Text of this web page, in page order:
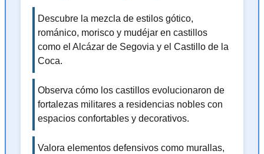
Descubre la mezcla de estilos gótico,
románico, morisco y mudéjar en castillos
como el Alcázar de Segovia y el Castillo de la
Coca.
Observa cómo los castillos evolucionaron de
fortalezas militares a residencias nobles con
espacios confortables y decorativos.
Valora elementos defensivos como murallas,